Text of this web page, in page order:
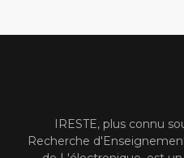
IRESTE, plus connu
Recherche